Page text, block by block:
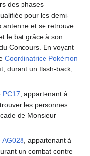
des phases
pour les demi-
antenne et se retrouve
le bat grâce à son
du Concours. En voyant
Coordinatrice Pokémon
durant un flash-back,
PC17 , appartenant à
les personnes
de Monsieur
AG028 , appartenant à
un combat contre